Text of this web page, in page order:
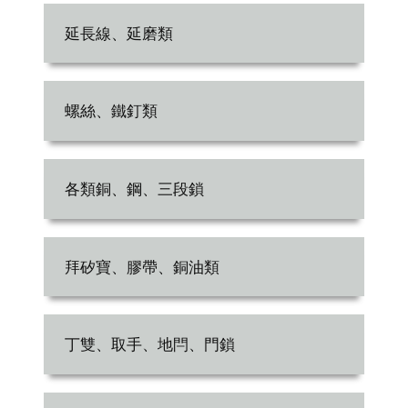
延長線、延磨類
螺絲、鐵釘類
各類銅、鋼、三段鎖
拜矽寶、膠帶、銅油類
丁雙、取手、地閂、門鎖